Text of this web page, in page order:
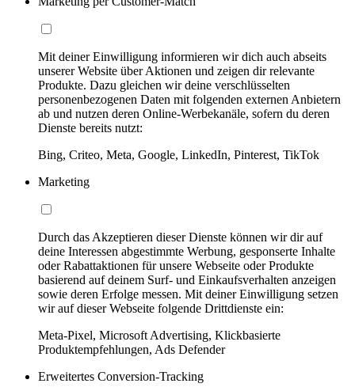
Mit deiner Einwilligung informieren wir dich auch abseits
unserer Website über Aktionen und zeigen dir relevante
Produkte. Dazu gleichen wir deine verschlüsselten
personenbezogenen Daten mit folgenden externen Anbietern
ab und nutzen deren Online-Werbekanäle, sofern du deren
Dienste bereits nutzt:
Bing, Criteo, Meta, Google, LinkedIn, Pinterest, TikTok
Marketing
Durch das Akzeptieren dieser Dienste können wir dir auf
deine Interessen abgestimmte Werbung, gesponserte Inhalte
oder Rabattaktionen für unsere Webseite oder Produkte
basierend auf deinem Surf- und Einkaufsverhalten anzeigen
sowie deren Erfolge messen. Mit deiner Einwilligung setzen
wir auf dieser Webseite folgende Drittdienste ein:
Meta-Pixel, Microsoft Advertising, Klickbasierte
Produktempfehlungen, Ads Defender
Erweitertes Conversion-Tracking